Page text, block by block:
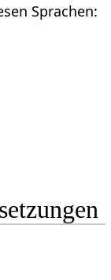
Sprachen: